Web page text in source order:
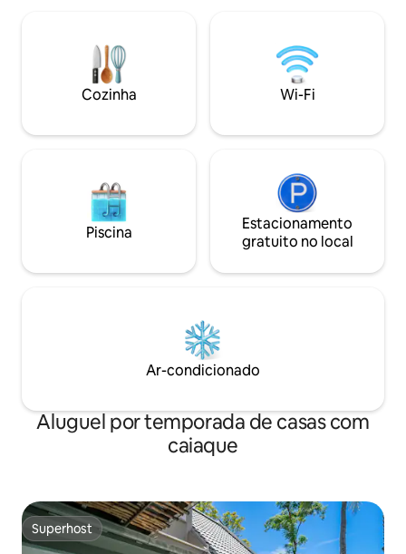
locais e internacionais. Ideal para home
office, com horários flexíveis ou fora do
expediente. Limpeza gratuita, Wi-Fi,
Netflix, SUP, caiaque e piscina.
Cozinha Wi-Fi
Piscina
Estacionamento
gratuito no local
Ar-condicionado
Aluguel por temporada de casas com
caiaque
Superhost
Superhost